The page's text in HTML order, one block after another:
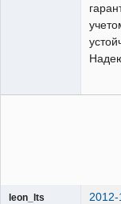
leon_lts